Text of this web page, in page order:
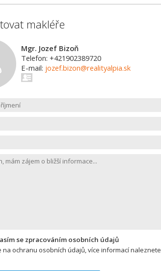
makléře
Mgr. Jozef Bizoň
Telefon: +421902389720
E-mail: jozef.bizon@realityalpia.sk
se zpracováním osobních údajů
na ochranu osobních údajů, více informací naleznete